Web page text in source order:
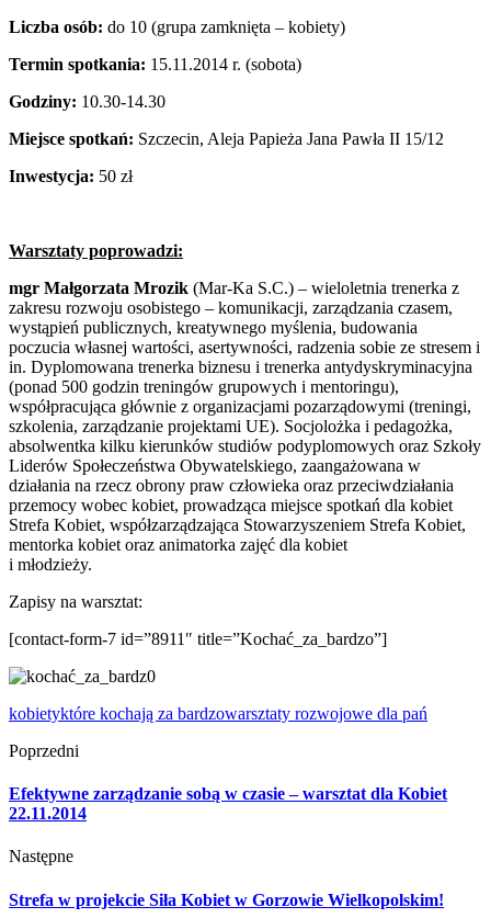
Liczba osób: do 10 (grupa zamknięta – kobiety)
Termin spotkania: 15.11.2014 r. (sobota)
Godziny: 10.30-14.30
Miejsce spotkań: Szczecin, Aleja Papieża Jana Pawła II 15/12
Inwestycja: 50 zł
Warsztaty poprowadzi:
mgr Małgorzata Mrozik (Mar-Ka S.C.) – wieloletnia trenerka z
zakresu rozwoju osobistego – komunikacji, zarządzania czasem,
wystąpień publicznych, kreatywnego myślenia, budowania
poczucia własnej wartości, asertywności, radzenia sobie ze stresem i
in. Dyplomowana trenerka biznesu i trenerka antydyskryminacyjna
(ponad 500 godzin treningów grupowych i mentoringu),
współpracująca głównie z organizacjami pozarządowymi (treningi,
szkolenia, zarządzanie projektami UE). Socjolożka i pedagożka,
absolwentka kilku kierunków studiów podyplomowych oraz Szkoły
Liderów Społeczeństwa Obywatelskiego, zaangażowana w
działania na rzecz obrony praw człowieka oraz przeciwdziałania
przemocy wobec kobiet, prowadząca miejsce spotkań dla kobiet
Strefa Kobiet, współzarządzająca Stowarzyszeniem Strefa Kobiet,
mentorka kobiet oraz animatorka zajęć dla kobiet
i młodzieży.
Zapisy na warsztat:
[contact-form-7 id=”8911″ title=”Kochać_za_bardzo”]
kobietyktóre kochają za bardzowarsztaty rozwojowe dla pań
Poprzedni
Efektywne zarządzanie sobą w czasie – warsztat dla Kobiet
22.11.2014
Następne
Strefa w projekcie Siła Kobiet w Gorzowie Wielkopolskim!